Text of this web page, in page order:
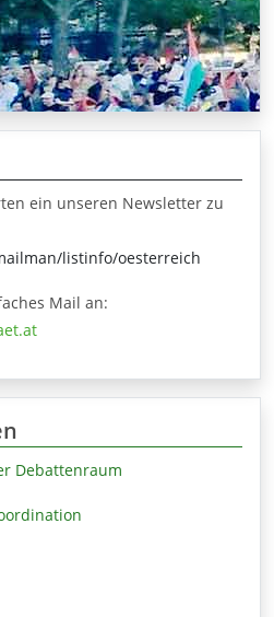
ein unseren Newsletter zu
listinfo/oesterreich
Mail an:
Debattenraum